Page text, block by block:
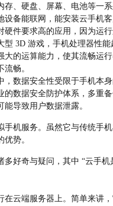
存、硬盘、屏幕、电池等
备能联网，能安装云手机
件要求高的应用，因为运
型 3D 游戏，手机处理器性
的运算能力，使其流畅运
畅。
，数据安全性受限于手机
数据安全防护体系，多重
导致用户数据泄露。
机服务。虽然它与传统手
势。
好奇与疑问，其中 “云手
云端服务器上。简单来讲